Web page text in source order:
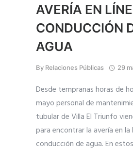
AVERÍA EN
CONDUCCIÓN
AGUA
By Relaciones Públicas 29
Desde tempranas horas de
mayo personal de
tubular de Villa El Triunfo
para encontrar la avería en la
conducción de agua. En